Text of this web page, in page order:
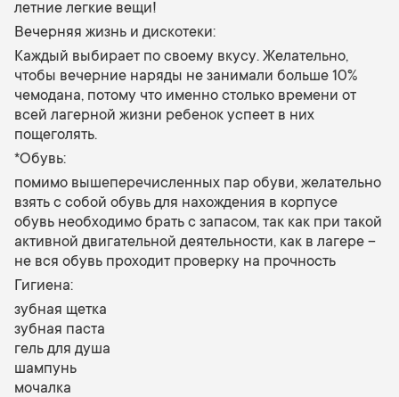
летние легкие вещи!
Вечерняя жизнь и дискотеки:
Каждый выбирает по своему вкусу. Желательно,
чтобы вечерние наряды не занимали больше 10%
чемодана, потому что именно столько времени от
всей лагерной жизни ребенок успеет в них
пощеголять.
*Обувь:
помимо вышеперечисленных пар обуви, желательно
взять с собой обувь для нахождения в корпусе
обувь необходимо брать с запасом, так как при такой
активной двигательной деятельности, как в лагере –
не вся обувь проходит проверку на прочность
Гигиена:
зубная щетка
зубная паста
гель для душа
шампунь
мочалка